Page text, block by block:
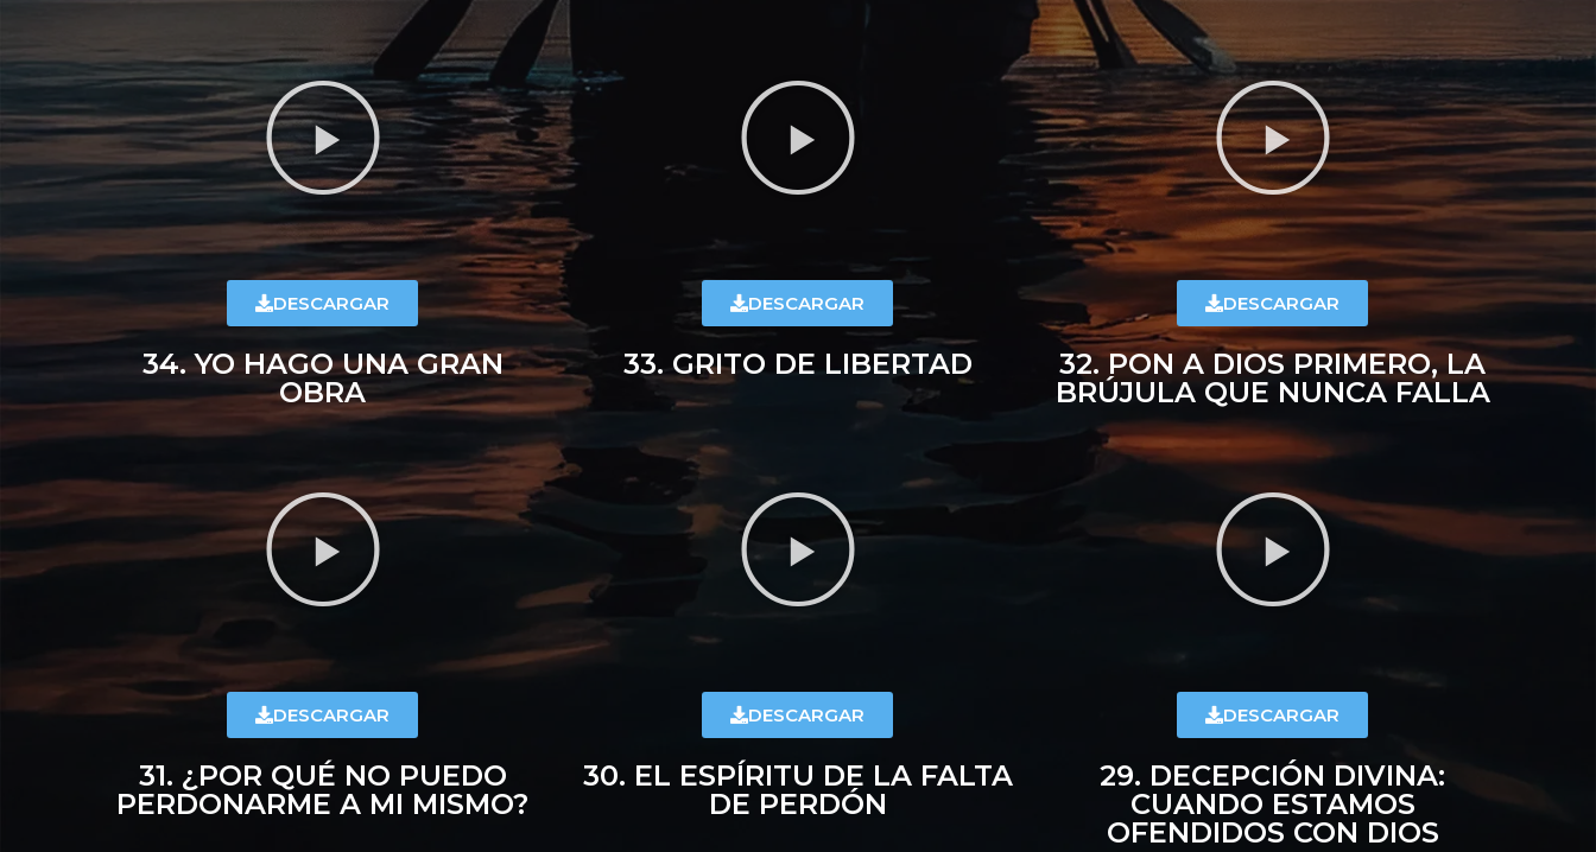
DESCARGAR
34. YO HAGO UNA GRAN
OBRA
DESCARGAR
33. GRITO DE LIBERTAD
DESCARGAR
32. PON A DIOS PRIMERO, LA
BRÚJULA QUE NUNCA FALLA
DESCARGAR
31. ¿POR QUÉ NO PUEDO
PERDONARME A MI MISMO?
DESCARGAR
30. EL ESPÍRITU DE LA FALTA
DE PERDÓN
DESCARGAR
29. DECEPCIÓN DIVINA:
CUANDO ESTAMOS
OFENDIDOS CON DIOS